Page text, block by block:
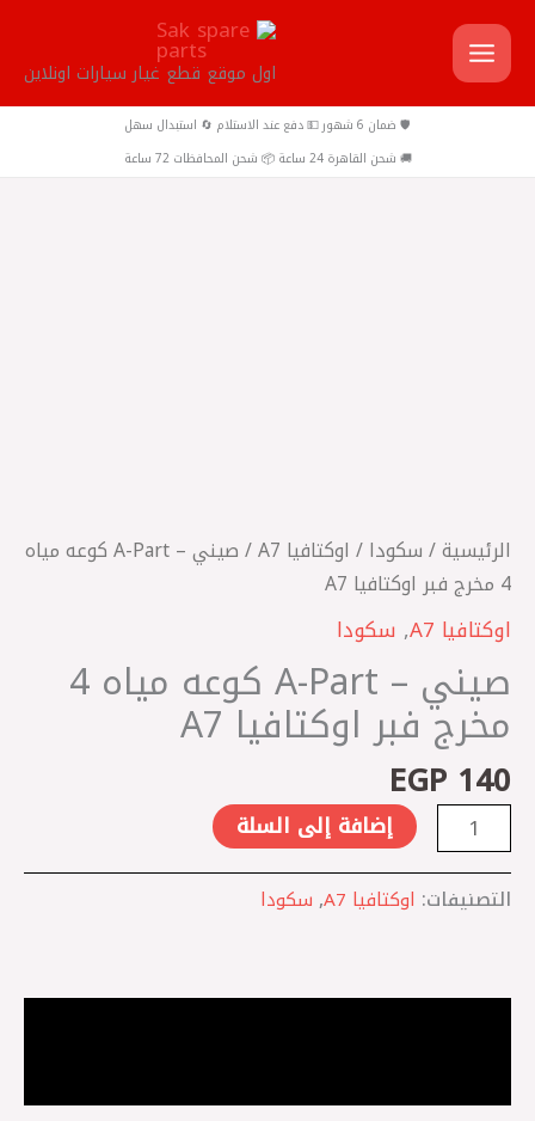
تخطي
إلى
المحتوى
اول موقع قطع غيار سيارات اونلاين
🛡️ ضمان 6 شهور 💵 دفع عند الاستلام 🔄 استبدال سهل
🚚 شحن القاهرة 24 ساعة 📦 شحن المحافظات 72 ساعة
الرئيسية/ سكودا / اوكتافيا A7
/ صيني – A-Part كوعه مياه
4 مخرج فبر اوكتافيا A7
اوكتافيا A7 , سكودا
صيني – A-Part كوعه مياه 4
مخرج فبر اوكتافيا A7
EGP 140
مخرج
فبر
اوكتافيا
A7
إضافة إلى السلة
التصنيفات: اوكتافيا A7 , سكودا